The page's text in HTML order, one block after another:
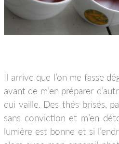
Il arrive que l’on me fasse
avant de m’en préparer
qui vaille. Des thés brisés,
sans conviction et m’en
lumière est bonne et si